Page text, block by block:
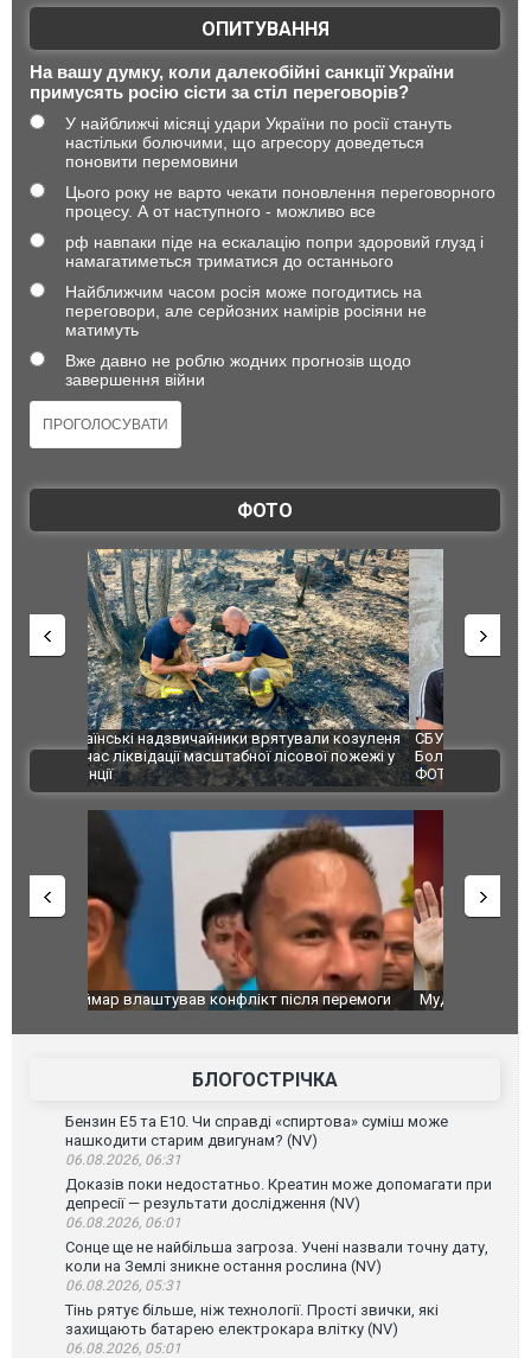
ОПИТУВАННЯ
На вашу думку, коли далекобійні санкції України
примусять росію сісти за стіл переговорів?
У найближчі місяці удари України по росії стануть
настільки болючими, що агресору доведеться
поновити перемовини
Цього року не варто чекати поновлення переговорного
процесу. А от наступного - можливо все
рф навпаки піде на ескалацію попри здоровий глузд і
намагатиметься триматися до останнього
Найближчим часом росія може погодитись на
переговори, але серйозних намірів росіяни не
матимуть
Вже давно не роблю жодних прогнозів щодо
завершення війни
ФОТО
пожежі у
СБУ за сприяння Нацполіції та правоохоронців
Болгарії затримала міжнародного наркобарона.
ФОТО
Росіяни
одна
ВІДЕО
Мудрик провів перший матч за "Челсі" після
допінгової дискваліфікації. ВІДЕО
під час
Франції
БЛОГОСТРІЧКА
Бензин Е5 та Е10. Чи справді «спиртова» суміш може
нашкодити старим двигунам? (NV)
06.08.2026, 06:31
Доказів поки недостатньо. Креатин може допомагати при
депресії — результати дослідження (NV)
06.08.2026, 06:01
Сонце ще не найбільша загроза. Учені назвали точну дату,
коли на Землі зникне остання рослина (NV)
06.08.2026, 05:31
Тінь рятує більше, ніж технології. Прості звички, які
захищають батарею електрокара влітку (NV)
06.08.2026, 05:01